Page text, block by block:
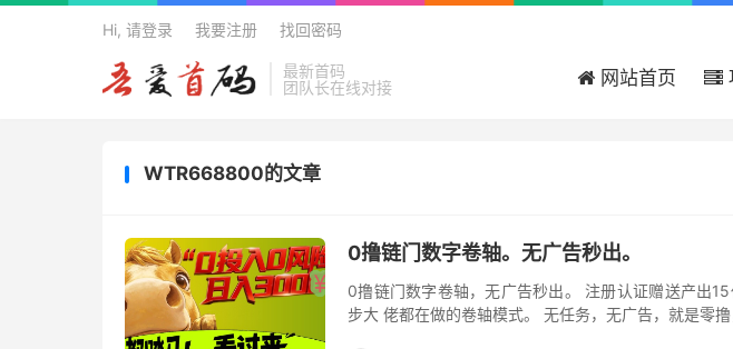
最新首码
团队长在线对接
网站首页
Hi, 请登录 我要注册 找回密码
WTR668800的文章
0撸链门数字卷轴。无广告秒出。
0撸链门数字卷轴，无广告秒出。 注册认证赠送产出
步大 佬都在做的卷轴模式。 无任务，无广告，就是零
欢迎来